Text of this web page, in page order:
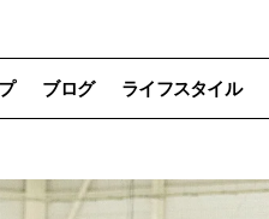
ブログ ライフスタイル